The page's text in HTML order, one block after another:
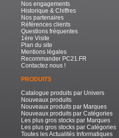
Nos engagements
Historique & Chiffres
Nos partenaires
Références clients
Questions fréquentes
1ère Visite
Plan du site
Mentions légales
Recommander PC21.FR
Contactez nous !
PRODUITS
Catalogue produits par Univers
Nouveaux produits
Nouveaux produits par Marques
Nouveaux produits par Catégories
Les plus gros stocks par Marques
Les plus gros stocks par Catégories
Toutes les Actualités Informatiques